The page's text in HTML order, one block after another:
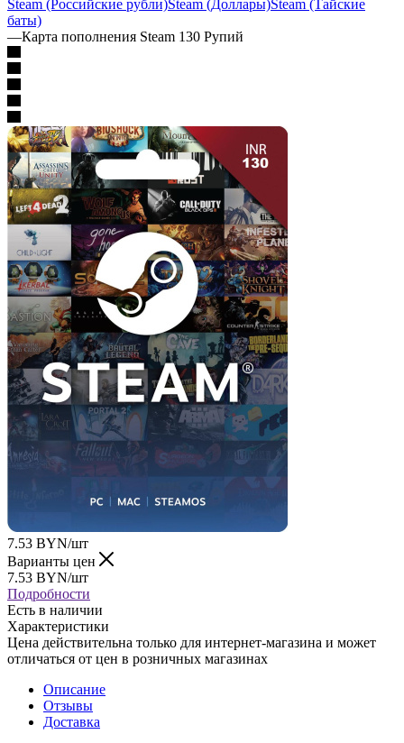
Steam (Российские рубли)Steam (Доллары)Steam (Тайские
баты)
—Карта пополнения Steam 130 Рупий
7.53 BYN/шт
Варианты цен
7.53 BYN/шт
Подробности
Есть в наличии
Характеристики
Цена действительна только для интернет-магазина и может
отличаться от цен в розничных магазинах
Описание
Отзывы
Доставка